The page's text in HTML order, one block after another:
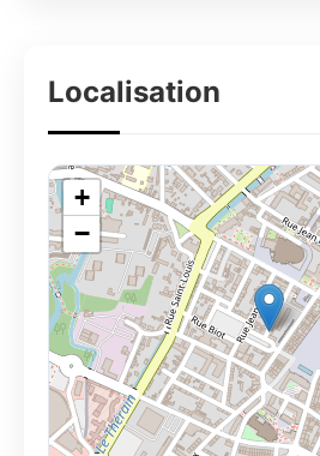
Localisation
+
−